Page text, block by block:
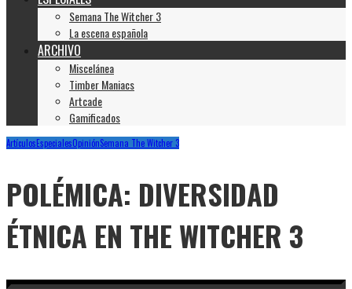
Semana The Witcher 3
La escena española
ARCHIVO
Miscelánea
Timber Maniacs
Artcade
Gamificados
ArtículosEspecialesOpiniónSemana The Witcher 3
POLÉMICA: DIVERSIDAD
ÉTNICA EN THE WITCHER 3